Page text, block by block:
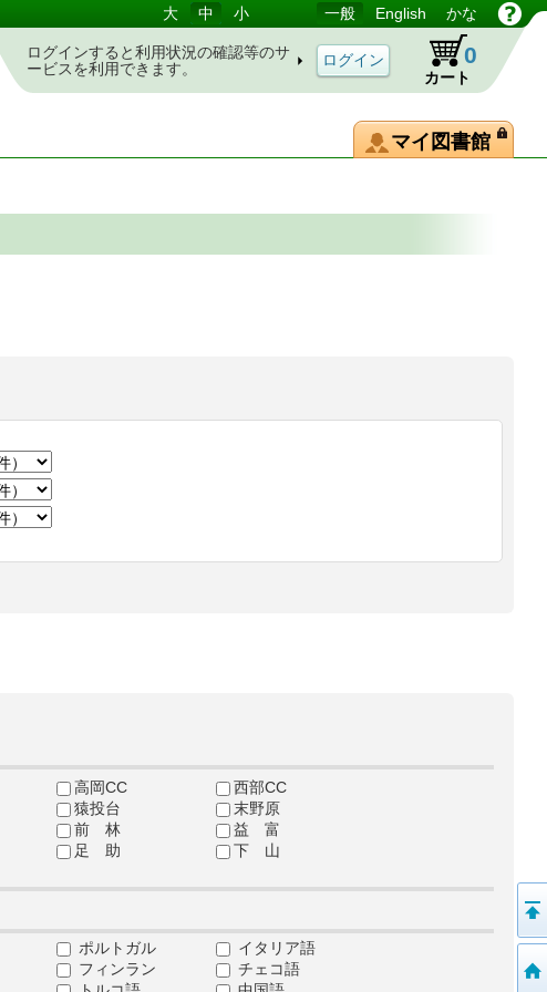
大 中 小 一般 English かな
ログインすると利用状況の確認等のサ
ービスを利用できます。
カート
0
マイ図書館
高岡CC
西部CC
猿投台
末野原
前 林
益 富
足 助
下 山
ポルトガル
イタリア語
フィンラン
チェコ語